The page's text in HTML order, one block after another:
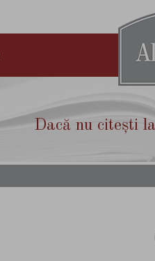
Dacă nu citești